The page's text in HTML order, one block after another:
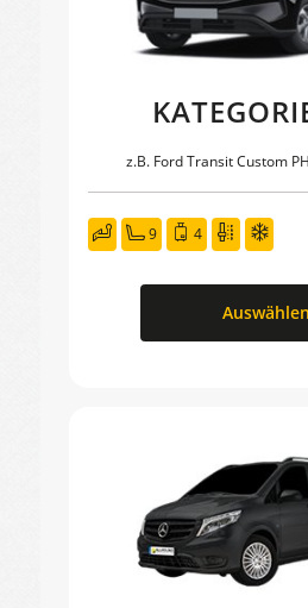
z.B. Ford Transit Custom
9 4
Auswählen